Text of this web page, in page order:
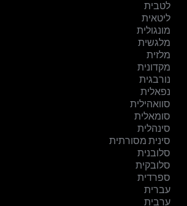
לטבית
ליטאית
מונגולית
מלגשית
מלזית
מקדונית
נורבגית
נפאלית
סוואהילית
סומאלית
סינהלית
סינית מסורתית
סלובנית
סלובקית
ספרדית
עברית
ערבית